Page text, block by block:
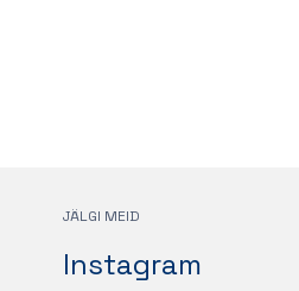
JÄLGI MEID
Instagram